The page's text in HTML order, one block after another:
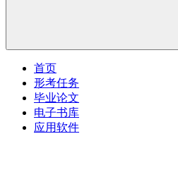
首页
形考任务
毕业论文
电子书库
应用软件